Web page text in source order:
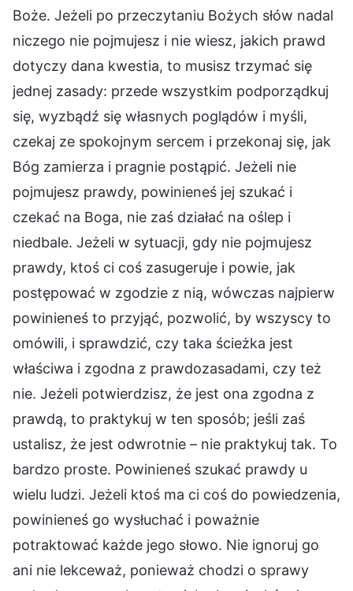
Boże. Jeżeli po przeczytaniu Bożych słów nadal
niczego nie pojmujesz i nie wiesz, jakich prawd
dotyczy dana kwestia, to musisz trzymać się
jednej zasady: przede wszystkim podporządkuj
się, wyzbądź się własnych poglądów i myśli,
czekaj ze spokojnym sercem i przekonaj się, jak
Bóg zamierza i pragnie postąpić. Jeżeli nie
pojmujesz prawdy, powinieneś jej szukać i
czekać na Boga, nie zaś działać na oślep i
niedbale. Jeżeli w sytuacji, gdy nie pojmujesz
prawdy, ktoś ci coś zasugeruje i powie, jak
postępować w zgodzie z nią, wówczas najpierw
powinieneś to przyjąć, pozwolić, by wszyscy to
omówili, i sprawdzić, czy taka ścieżka jest
właściwa i zgodna z prawdozasadami, czy też
nie. Jeżeli potwierdzisz, że jest ona zgodna z
prawdą, to praktykuj w ten sposób; jeśli zaś
ustalisz, że jest odwrotnie – nie praktykuj tak. To
bardzo proste. Powinieneś szukać prawdy u
wielu ludzi. Jeżeli ktoś ma ci coś do powiedzenia,
powinieneś go wysłuchać i poważnie
potraktować każde jego słowo. Nie ignoruj go
ani nie lekceważ, ponieważ chodzi o sprawy